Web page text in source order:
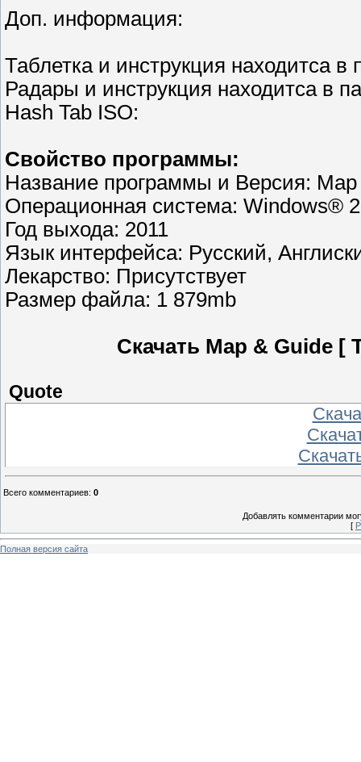
Доп. информация:
Таблетка и инструкция находитса в
Радары и инструкция находитса в
Hash Tab ISO:
Свойство программы:
Название программы и Версия:
Операционная система: Windows®
Год выхода: 2011
Язык интерфейса: Русский,
Лекарство: Присутствует
Размер файла: 1 879mb
Скачать Map & Guide [
Quote
Всего комментариев: 0
Добавлять комментарии
[
Полная версия сайта